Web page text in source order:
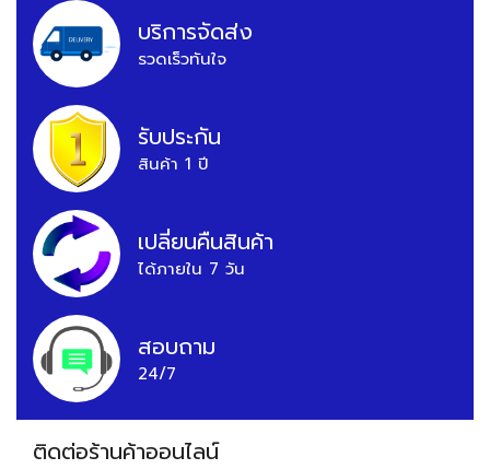
บริการจัดส่ง
รวดเร็วทันใจ
รับประกัน
สินค้า 1 ปี
เปลี่ยนคืนสินค้า
ได้ภายใน 7 วัน
สอบถาม
24/7
ติดต่อร้านค้าออนไลน์